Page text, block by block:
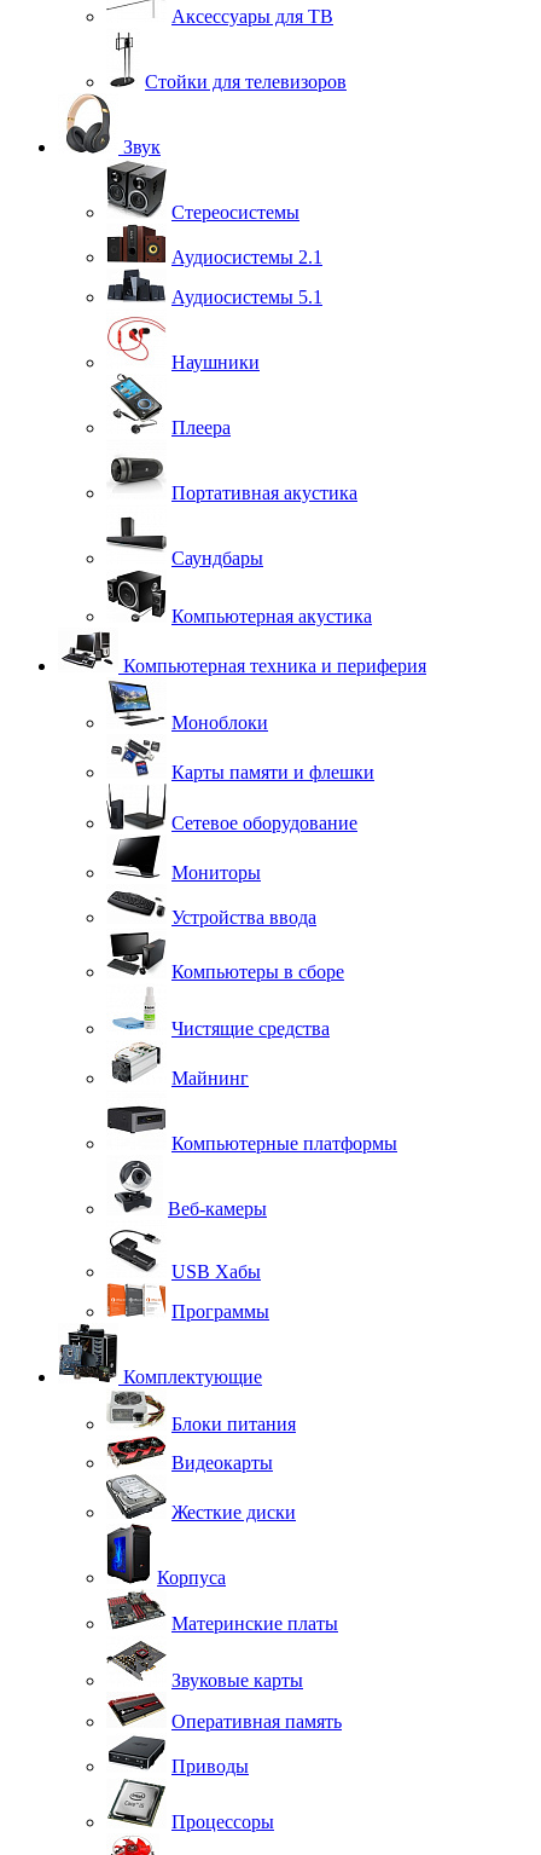
Аксессуары для ТВ
Стойки для телевизоров
Звук
Стереосистемы
Аудиосистемы 2.1
Аудиосистемы 5.1
Наушники
Плеера
Портативная акустика
Саундбары
Компьютерная акустика
Компьютерная техника и периферия
Моноблоки
Карты памяти и флешки
Сетевое оборудование
Мониторы
Устройства ввода
Компьютеры в сборе
Чистящие средства
Майнинг
Компьютерные платформы
Веб-камеры
USB Хабы
Программы
Комплектующие
Блоки питания
Видеокарты
Жесткие диски
Корпуса
Материнские платы
Звуковые карты
Оперативная память
Приводы
Процессоры